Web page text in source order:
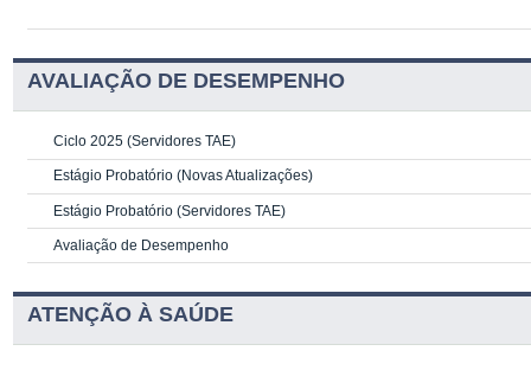
AVALIAÇÃO DE DESEMPENHO
Ciclo 2025 (Servidores TAE)
Estágio Probatório (Novas Atualizações)
Estágio Probatório (Servidores TAE)
Avaliação de Desempenho
ATENÇÃO À SAÚDE